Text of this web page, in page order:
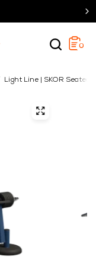
0
Light Line | SKOR Seated